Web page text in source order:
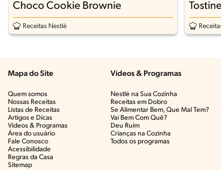
Choco Cookie Brownie
Receitas Nestlé
Mapa do Site
Quem somos
Nossas Receitas
Listas de Receitas​
Artigos e Dicas​
Vídeos & Programas​
Área do usuário
Fale Conosco
Acessibilidade
Regras da Casa
Sitemap
Vídeos & Programas​
Nestlé na Sua Cozinha
Receitas em Dobro
Se Alimentar Bem, Que Mal Tem?​
Vai Bem Com Quê?​
Deu Ruim​
Crianças na Cozinha​
Todos os programas